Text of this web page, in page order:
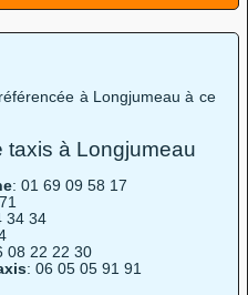
à Longjumeau à ce
taxis à Longjumeau
: 01 69 09 58 17
34 34
08 22 22 30
: 06 05 05 91 91